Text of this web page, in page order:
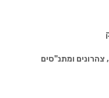
צהרונים ומתנ"סים